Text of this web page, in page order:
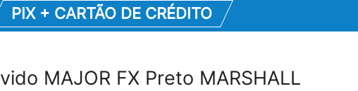
PIX + CARTÃO DE CRÉDITO
MAJOR FX Preto MARSHALL